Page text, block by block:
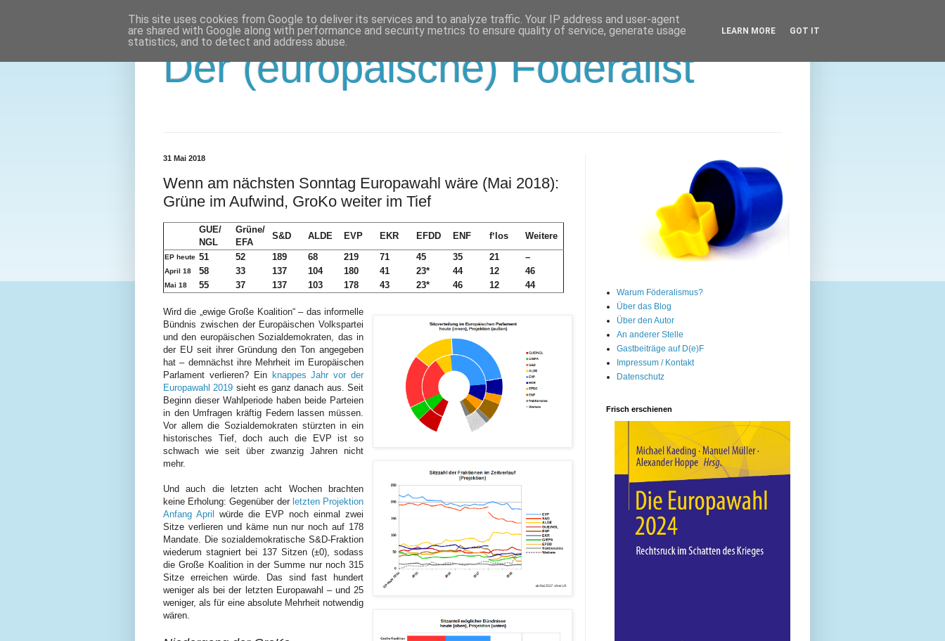
Der (europäische) Föderalist
31 Mai 2018
Wenn am nächsten Sonntag Europawahl wäre (Mai 2018):
Grüne im Aufwind, GroKo weiter im Tief
GUE/
NGL
Grüne/
EFA
S&D ALDE EVP EKR EFDD ENF fʼlos Weitere
EP heute 51 52 189 68 219 71 45 35 21 –
April 18 58 33 137 104 180 41 23* 44 12 46
Mai 18 55 37 137 103 178 43 23* 46 12 44
Wird die „ewige Große Koalition“ – das informelle
Bündnis zwischen der Europäischen Volkspartei
und den europäischen Sozialdemokraten, das in
der EU seit ihrer Gründung den Ton angegeben
hat – demnächst ihre Mehrheit im Europäischen
Parlament verlieren? Ein knappes Jahr vor der
Europawahl 2019 sieht es ganz danach aus. Seit
Beginn dieser Wahlperiode haben beide Parteien
in den Umfragen kräftig Federn lassen müssen.
Vor allem die Sozialdemokraten stürzten in ein
historisches Tief, doch auch die EVP ist so
schwach wie seit über zwanzig Jahren nicht
mehr.
Und auch die letzten acht Wochen brachten
keine Erholung: Gegenüber der letzten Projektion
Anfang April würde die EVP noch einmal zwei
Sitze verlieren und käme nun nur noch auf 178
Mandate. Die sozialdemokratische S&D-Fraktion
wiederum stagniert bei 137 Sitzen (±0), sodass
die Große Koalition in der Summe nur noch 315
Sitze erreichen würde. Das sind fast hundert
weniger als bei der letzten Europawahl – und 25
weniger, als für eine absolute Mehrheit notwendig
wären.
Warum Föderalismus?
Über das Blog
Über den Autor
An anderer Stelle
Gastbeiträge auf D(e)F
Impressum / Kontakt
Datenschutz
Frisch erschienen
This site uses cookies from Google to deliver its services and to analyze traffic. Your IP address and user-agent
are shared with Google along with performance and security metrics to ensure quality of service, generate usage
statistics, and to detect and address abuse.
LEARN MORE GOT IT